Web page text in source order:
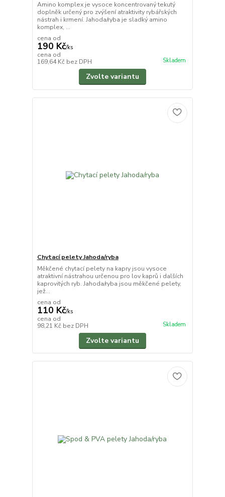
Amino komplex je vysoce koncentrovaný tekutý
doplněk určený pro zvýšení atraktivity rybářských
nástrah i krmení. Jahoda/ryba je sladký amino
komplex, ...
cena od
190 Kč/ks
cena od
169,64 Kč bez DPH Skladem
Zvolte variantu
Chytací pelety Jahoda/ryba
Měkčené chytací pelety na kapry jsou vysoce
atraktivní nástrahou určenou pro lov kaprů i dalších
kaprovitých ryb. Jahoda/ryba jsou měkčené pelety,
jež...
cena od
110 Kč/ks
cena od
98,21 Kč bez DPH Skladem
Zvolte variantu